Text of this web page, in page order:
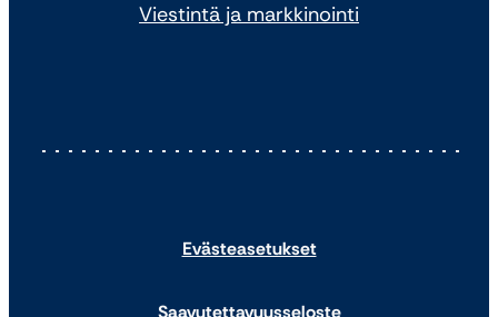
Viestintä ja markkinointi
Evästeasetukset